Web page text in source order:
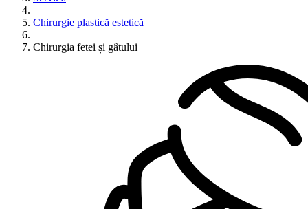
Chirurgie plastică estetică
Chirurgia fetei și gâtului